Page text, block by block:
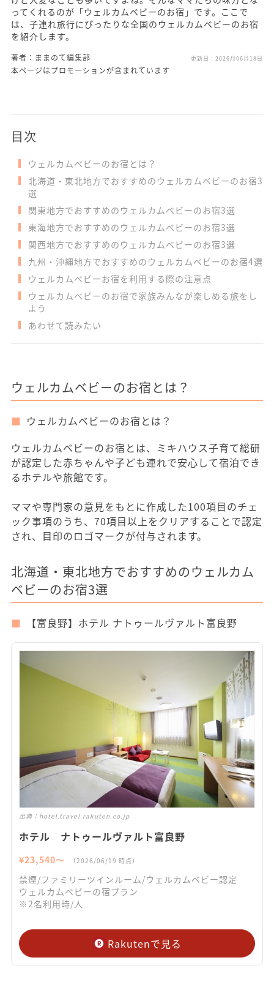
ってくれるのが「ウェルカムベビーのお宿」です。ここで
は、子連れ旅行にぴったりな全国のウェルカムベビーのお宿
を紹介します。
著者：ままのて編集部 更新日： 2026月06月18日
本ページはプロモーションが含まれています
目次
ウェルカムベビーのお宿とは？
北海道・東北地方でおすすめのウェルカムベビーのお宿3
選
関東地方でおすすめのウェルカムベビーのお宿3選
東海地方でおすすめのウェルカムベビーのお宿3選
関西地方でおすすめのウェルカムベビーのお宿3選
九州・沖縄地方でおすすめのウェルカムベビーのお宿4選
ウェルカムベビーお宿を利用する際の注意点
ウェルカムベビーのお宿で家族みんなが楽しめる旅をし
よう
あわせて読みたい
ウェルカムベビーのお宿とは？
ウェルカムベビーのお宿とは？
ウェルカムベビーのお宿とは、ミキハウス子育て総研
が認定した赤ちゃんや子ども連れで安心して宿泊でき
るホテルや旅館です。
ママや専門家の意見をもとに作成した100項目のチェ
ック事項のうち、70項目以上をクリアすることで認定
され、目印のロゴマークが付与されます。
北海道・東北地方でおすすめのウェルカム
ベビーのお宿3選
【富良野】ホテル ナトゥールヴァルト富良野
出典： hotel.travel.rakuten.co.jp
ホテル ナトゥールヴァルト富良野
¥23,540〜 （2026/06/19 時点）
禁煙/ファミリーツインルーム/ウェルカムベビー認定
ウェルカムベビーの宿プラン
※2名利用時/人
Rakutenで見る